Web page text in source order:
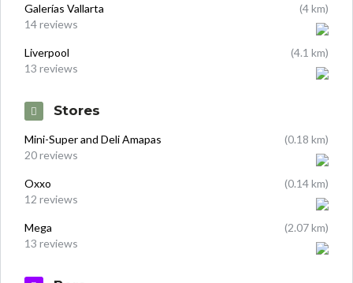
Galerías Vallarta
(4 km)
14 reviews
Liverpool
(4.1 km)
13 reviews
Stores
Mini-Super and Deli Amapas
(0.18 km)
20 reviews
Oxxo
(0.14 km)
12 reviews
Mega
(2.07 km)
13 reviews